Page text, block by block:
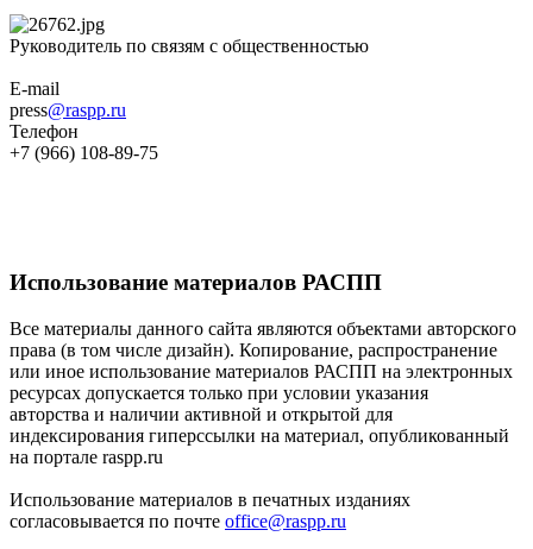
Руководитель по связям с общественностью
E-mail
press@raspp.ru
Телефон
+7 (966) 108-89-75
Использование материалов РАСПП
Все материалы данного сайта являются объектами авторского
права (в том числе дизайн). Копирование, распространение
или иное использование материалов РАСПП на электронных
ресурсах допускается только при условии указания
авторства и наличии активной и открытой для
индексирования гиперссылки на материал, опубликованный
на портале raspp.ru
Использование материалов в печатных изданиях
согласовывается по почте office@raspp.ru